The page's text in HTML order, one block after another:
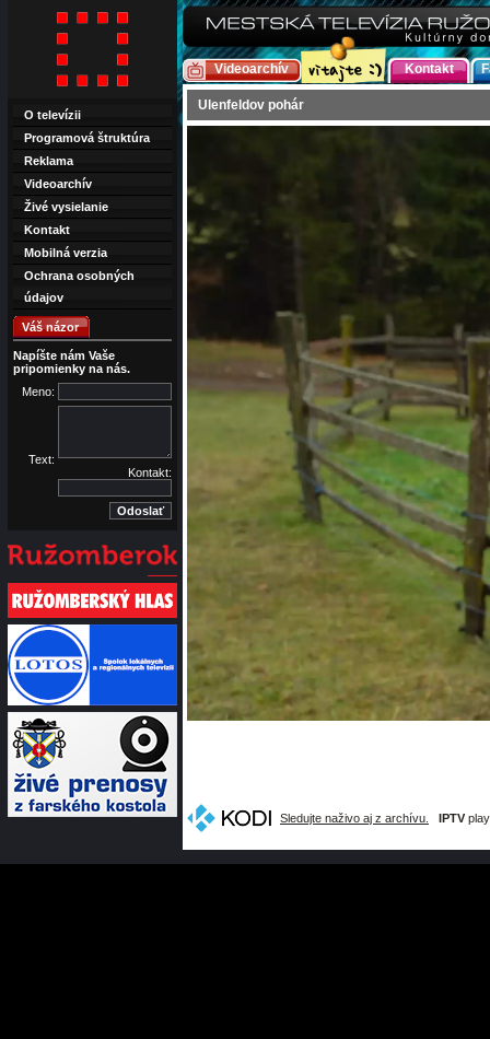
Videoarchív Kontakt
Ulenfeldov pohár
Sledujte naživo aj z archívu. IPTV
O televízii
Programová štruktúra
Reklama
Videoarchív
Živé vysielanie
Kontakt
Mobilná verzia
Ochrana osobných
údajov
Váš názor
Napíšte nám Vaše
pripomienky na nás.
Meno:
Text:
Kontakt: